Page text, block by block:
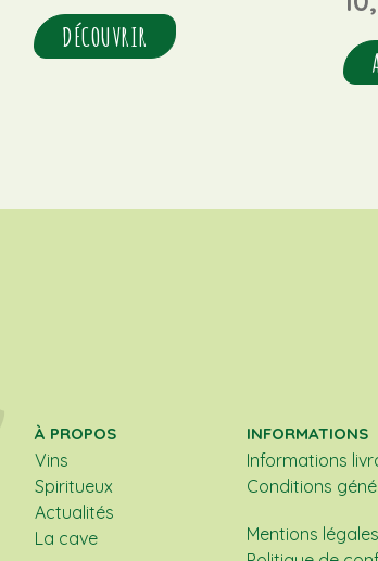
DÉCOUVRIR
À PROPOS
Vins
Spiritueux
Actualités
La cave
INFORMATIONS
Informations
Conditions
Mentions légales